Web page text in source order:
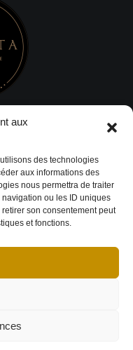
aux
des technologies
aux informations des
nous permettra de traiter
ou les ID uniques
son consentement peut
et fonctions.
droits réservés.
de confidentialité|Imprint|